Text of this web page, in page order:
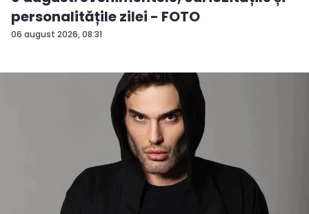
06 august 2026, 08:31
personalitățile zilei - FOTO